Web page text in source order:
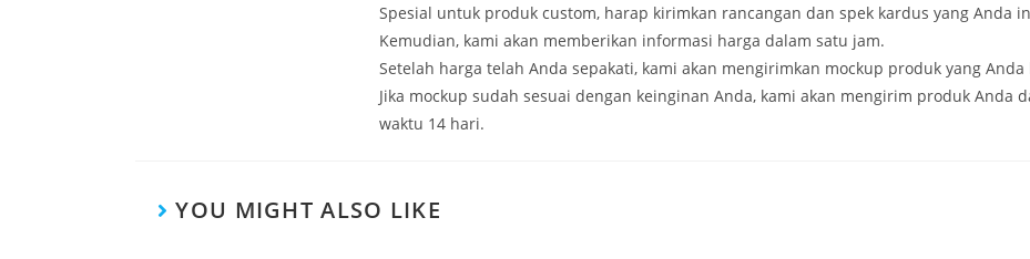
Spesial untuk produk custom, harap kirimkan rancangan dan spek kardus yang Anda
Kemudian, kami akan memberikan informasi harga dalam satu jam.
Setelah harga telah Anda sepakati, kami akan mengirimkan mockup produk yang
Jika mockup sudah sesuai dengan keinginan Anda, kami akan mengirim produk Anda
waktu 14 hari.
YOU MIGHT ALSO LIKE